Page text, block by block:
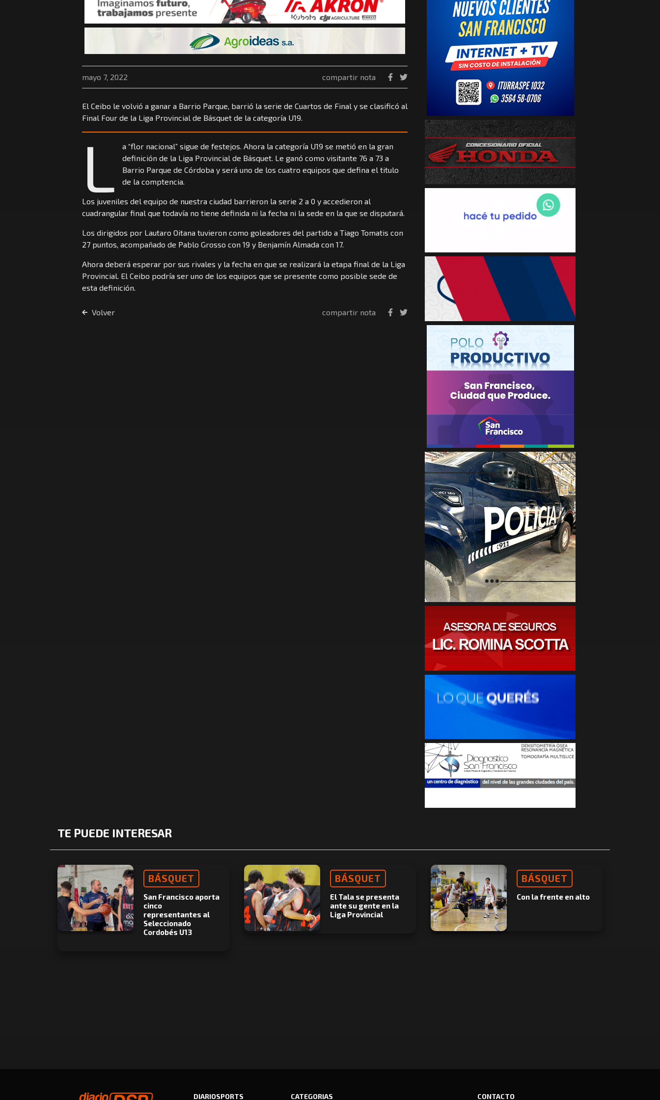
mayo 7, 2022 compartir nota
El Ceibo le volvió a ganar a Barrio Parque, barrió la serie de Cuartos de Final y se clasificó al
Final Four de la Liga Provincial de Básquet de la categoría U19.
L
a “flor nacional” sigue de festejos. Ahora la categoría U19 se metió en la gran
definición de la Liga Provincial de Básquet. Le ganó como visitante 76 a 73 a
Barrio Parque de Córdoba y será uno de los cuatro equipos que defina el titulo
de la comptencia.
Los juveniles del equipo de nuestra ciudad barrieron la serie 2 a 0 y accedieron al
cuadrangular final que todavía no tiene definida ni la fecha ni la sede en la que se disputará.
Los dirigidos por Lautaro Oitana tuvieron como goleadores del partido a Tiago Tomatis con
27 puntos, acompañado de Pablo Grosso con 19 y Benjamín Almada con 17.
Ahora deberá esperar por sus rivales y la fecha en que se realizará la etapa final de la Liga
Provincial. El Ceibo podría ser uno de los equipos que se presente como posible sede de
esta definición.
Volver compartir nota
TE PUEDE INTERESAR
BÁSQUET
San Francisco aporta
cinco
representantes al
Seleccionado
Cordobés U13
BÁSQUET
El Tala se presenta
ante su gente en la
Liga Provincial
BÁSQUET
Con la frente en alto
DIARIOSPORTS CATEGORIAS CONTACTO